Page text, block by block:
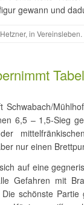
gewann und
, in Vereinsleben.
Schwabach/
6,5 – 1,5-Sieg
nur einen
auf eine
Gefahren mit
schönste Partie